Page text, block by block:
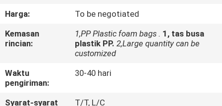
KONTROL
KUALITAS
MINTA
Harga:
To be negotiated
Kemasan
rincian:
1,PP Plastic foam bags . 1, tas busa
plastik PP. 2,Large quantity can be
customized
Waktu
pengiriman:
30-40 hari
Syarat-syarat
T/T, L/C